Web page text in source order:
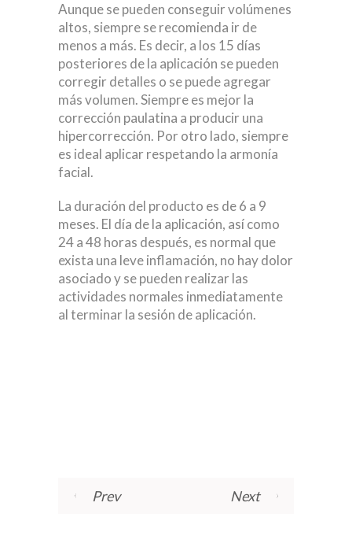
Aunque se pueden conseguir volúmenes
altos, siempre se recomienda ir de
menos a más. Es decir, a los 15 días
posteriores de la aplicación se pueden
corregir detalles o se puede agregar
más volumen. Siempre es mejor la
corrección paulatina a producir una
hipercorrección. Por otro lado, siempre
es ideal aplicar respetando la armonía
facial.
La duración del producto es de 6 a 9
meses. El día de la aplicación, así como
24 a 48 horas después, es normal que
exista una leve inflamación, no hay dolor
asociado y se pueden realizar las
actividades normales inmediatamente
al terminar la sesión de aplicación.
Prev Next